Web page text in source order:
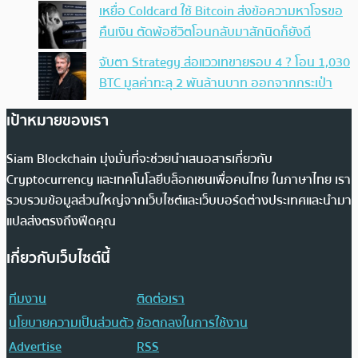
เหยื่อ Coldcard ใช้ Bitcoin ส่งข้อความหาโจรขอ
คืนเงิน ตัดพ้อชีวิตโอนกลับมาสักนิดก็ยังดี
จับตา Strategy ส่อแววเทขายรอบ 4 ? โอน 1,030
BTC มูลค่าทะลุ 2 พันล้านบาท ออกจากกระเป๋า
เป้าหมายของเรา
Siam Blockchain มุ่งมั่นที่จะช่วยนำเสนอสารเกี่ยวกับ
Cryptocurrency และเทคโนโลยีบล็อกเชนเพื่อคนไทย ในภาษาไทย เรา
รวบรวมข้อมูลส่วนใหญ่จากเว็บไซต์และเว็บบอร์ดต่างประเทศและนำมา
แปลส่งตรงถึงฟีดคุณ
เกี่ยวกับเว็บไซต์นี้
ทีมงาน
ติดต่อเรา
นโยบายความเป็นส่วนตัวข้อตกลงในการใช้งาน
Advertise
RSS